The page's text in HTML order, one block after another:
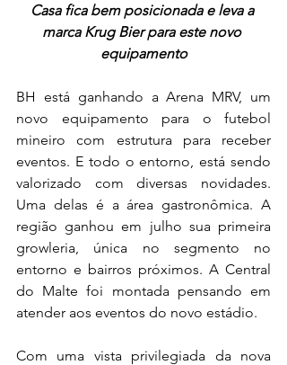
Casa fica bem posicionada e leva a
marca Krug Bier para este novo
equipamento
BH está ganhando a Arena MRV, um
novo equipamento para o futebol
mineiro com estrutura para receber
eventos. E todo o entorno, está sendo
valorizado com diversas novidades.
Uma delas é a área gastronômica. A
região ganhou em julho sua primeira
growleria, única no segmento no
entorno e bairros próximos. A Central
do Malte foi montada pensando em
atender aos eventos do novo estádio.
Com uma vista privilegiada da nova